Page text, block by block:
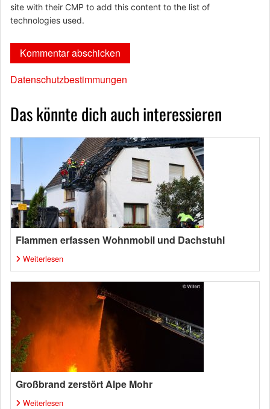
site with their CMP to add this content to the list of
technologies used.
Datenschutzbestimmungen
Das könnte dich auch interessieren
Flammen erfassen Wohnmobil und Dachstuhl
Weiterlesen
Großbrand zerstört Alpe Mohr
Weiterlesen